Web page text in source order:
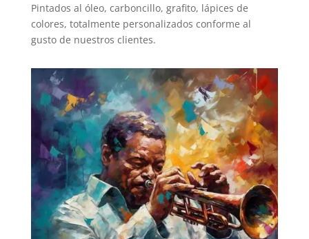
Pintados al óleo, carboncillo, grafito, lápices de
colores, totalmente personalizados conforme al
gusto de nuestros clientes.